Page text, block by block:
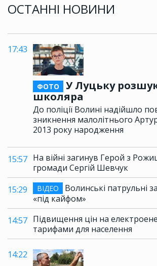
ОСТАННІ НОВИНИ
17:43
ФОТО
У Луцьку
школяра
До поліції Волині надійшло
зникнення малолітнього
2013 року народження
15:57 На війні загинув Герой з
громади Сергій Шевчук
15:29
ВІДЕО
Волинські патрульні
«під кайфом»
14:57 Підвищення цін на
тарифами для населення
14:22